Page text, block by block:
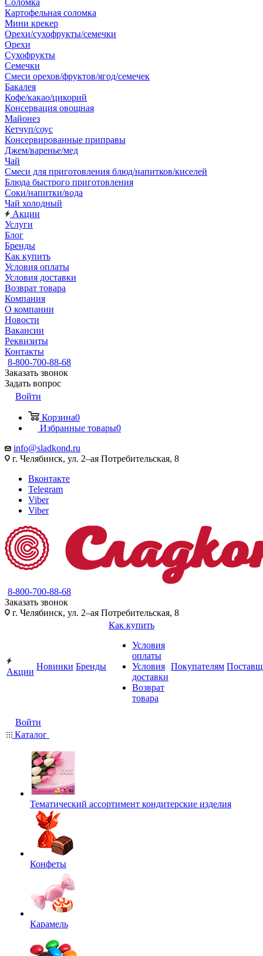
Соломка
Картофельная соломка
Мини крекер
Орехи/сухофрукты/семечки
Орехи
Сухофрукты
Семечки
Смеси орехов/фруктов/ягод/семечек
Бакалея
Кофе/какао/цикорий
Консервация овощная
Майонез
Кетчуп/соус
Консервированные приправы
Джем/варенье/мед
Чай
Смеси для приготовления блюд/напитков/киселей
Блюда быстрого приготовления
Соки/напитки/вода
Чай холодный
Акции
Услуги
Блог
Бренды
Как купить
Условия оплаты
Условия доставки
Возврат товара
Компания
О компании
Новости
Вакансии
Реквизиты
Контакты
8-800-700-88-68
Заказать звонок
Задать вопрос
Войти
Корзина0
Избранные товары0
info@sladkond.ru
г. Челябинск, ул. 2–ая Потребительская, 8
Вконтакте
Telegram
Viber
Viber
8-800-700-88-68
Заказать звонок
г. Челябинск, ул. 2–ая Потребительская, 8
Акции
Новинки Бренды
Как купить
Условия
оплаты
Условия
доставки
Возврат
товара
Покупателям
Войти
Каталог
Тематический ассортимент кондитерские изделия
Конфеты
Карамель